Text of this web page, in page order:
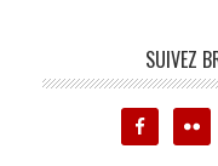
SUIVEZ